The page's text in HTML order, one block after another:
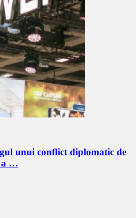
unui conflict diplomatic de
a …